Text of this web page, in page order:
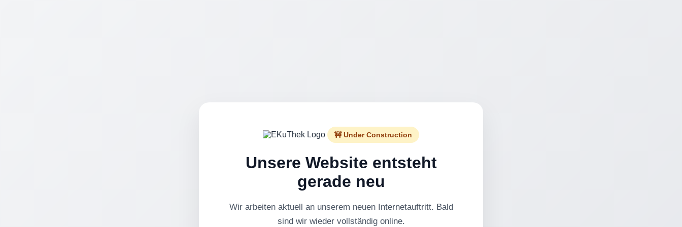
🚧 Under Construction
Unsere Website entsteht
gerade neu
Wir arbeiten aktuell an unserem neuen Internetauftritt. Bald
sind wir wieder vollständig online.